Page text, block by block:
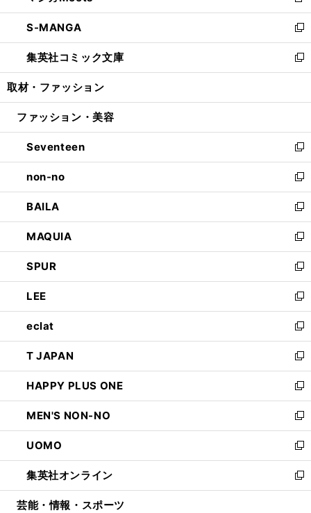
開
く
ウ
で
開
く
ン
ド
ウ
で
開
ウ
ィ
ン
ド
ウ
開
し
い
ウ
ィ
ン
ウ
開
く
S-MANGA
新
し
い
ウ
ン
ウ
で
開
く
集英社コミック文庫
新
し
ウ
ン
ド
ウ
で
開
く
取材・ファッション
ファッション・美容
Seventeen
新
し
い
ウ
ィ
ン
ド
ウ
で
開
く
non-no
新
し
い
ウ
ィ
ン
ド
ウ
で
開
く
BAILA
新
し
い
ウ
ィ
ン
ド
ウ
で
開
く
MAQUIA
新
し
い
ウ
ィ
ン
ド
ウ
で
開
く
SPUR
新
し
い
ウ
ィ
ン
ド
ウ
で
開
く
LEE
新
し
い
ウ
ィ
ン
ド
ウ
で
開
く
eclat
新
し
い
ウ
ィ
ン
ド
ウ
で
開
く
T JAPAN
新
し
い
ウ
ィ
ン
ド
ウ
で
開
HAPPY PLUS ONE
新
し
い
ウ
ィ
ン
ド
ウ
MEN'S NON-NO
新
し
い
ウ
ィ
ン
UOMO
新
し
い
ウ
集英社オンライン
新
し
芸能・情報・スポーツ